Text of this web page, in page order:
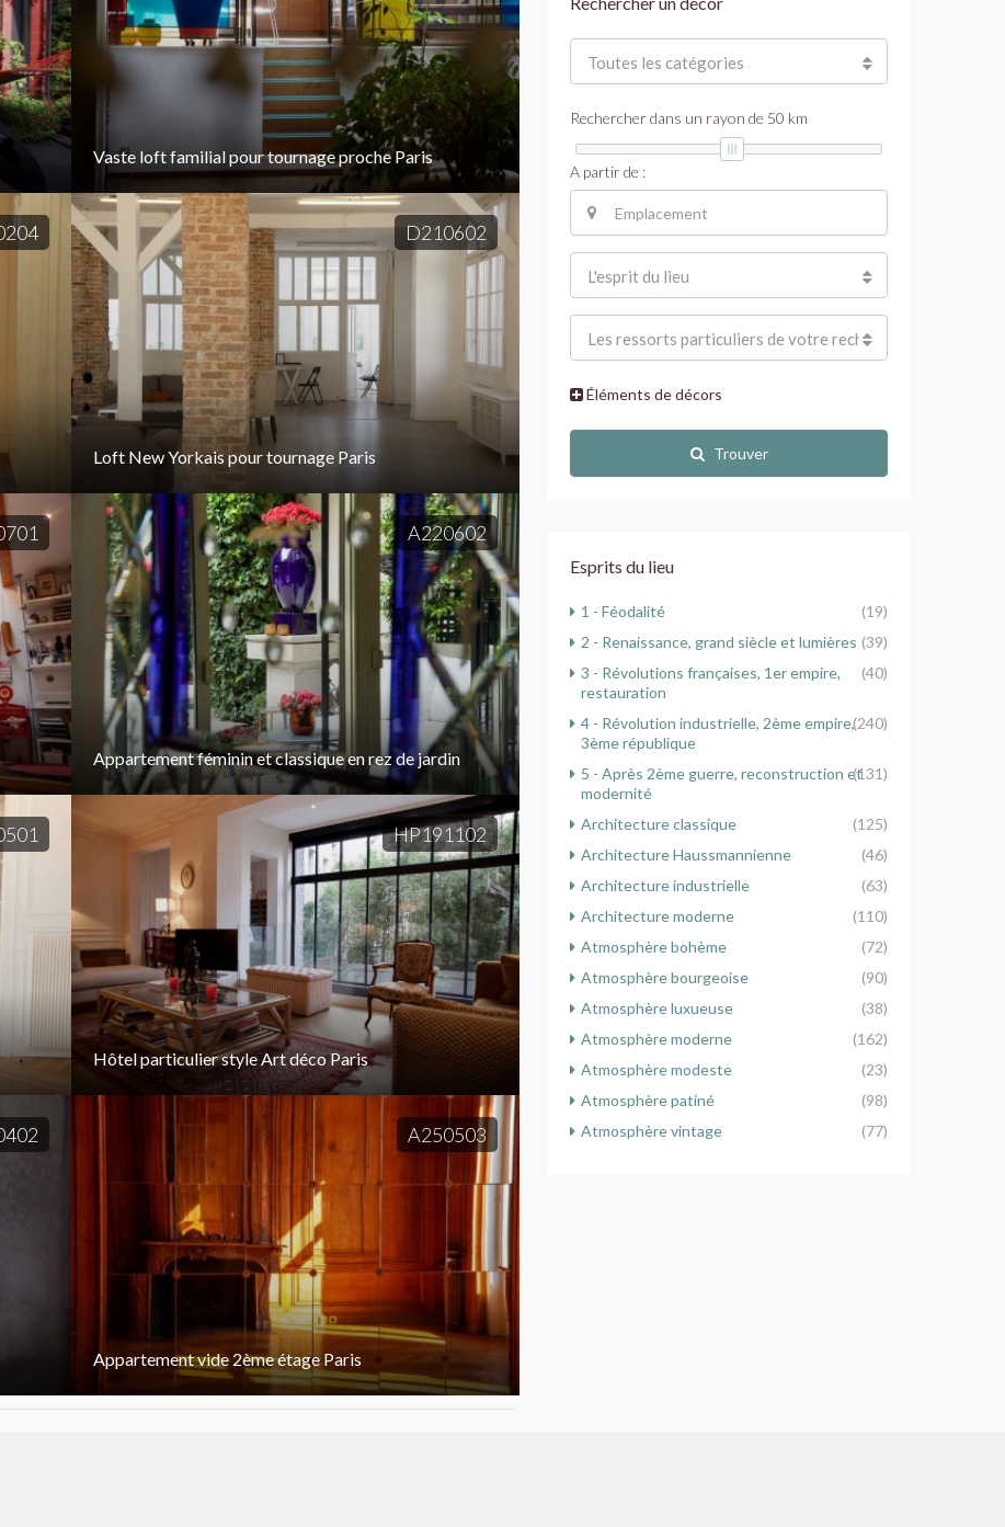
Vaste loft familial pour tournage proche Paris
D210602
Loft New Yorkais pour tournage Paris
A220602
Appartement féminin et classique en rez de jardin
HP191102
Hôtel particulier style Art déco Paris
A250503
Appartement vide 2ème étage Paris
Toutes les catégories
Rechercher dans un rayon de 50 km
A partir de :
L'esprit du lieu
Les ressorts particuliers de votre recherche
Éléments de décors
Trouver
Esprits du lieu
1 - Féodalité
(19)
2 - Renaissance, grand siècle et lumières (39)
3 - Révolutions françaises, 1er empire,
restauration
(40)
4 - Révolution industrielle, 2ème empire,
3ème république
(240)
5 - Après 2ème guerre, reconstruction et
modernité
(131)
Architecture classique
(125)
Architecture Haussmannienne
(46)
Architecture industrielle
(63)
Architecture moderne
(110)
Atmosphère bohème
(72)
Atmosphère bourgeoise
(90)
Atmosphère luxueuse
(38)
Atmosphère moderne
(162)
Atmosphère modeste
(23)
Atmosphère patiné
(98)
Atmosphère vintage
(77)